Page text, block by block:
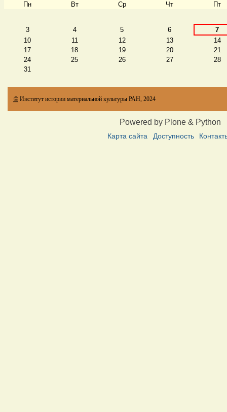
Пн Вт Ср Чт Пт
3 4 5 6
7
10
11 12 13
14
17
18 19 20
21
24
25 26 27
28
31
© Институт истории материальной культуры РАН, 2024
Powered by Plone & Python
Карта сайта Доступность